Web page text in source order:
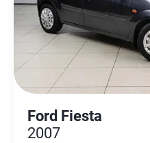
Ford Fiesta
2007